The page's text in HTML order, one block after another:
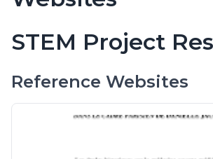
STEM Project
Reference Websites